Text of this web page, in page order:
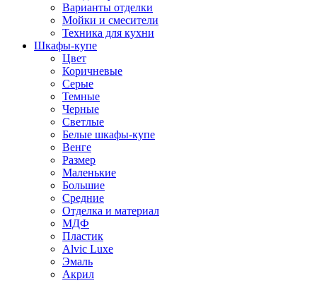
Варианты отделки
Мойки и смесители
Техника для кухни
Шкафы-купе
Цвет
Коричневые
Серые
Темные
Черные
Светлые
Белые шкафы-купе
Венге
Размер
Маленькие
Большие
Средние
Отделка и материал
МДФ
Пластик
Alvic Luxe
Эмаль
Акрил